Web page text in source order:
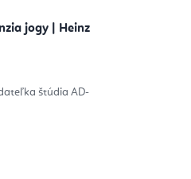
jogy | Heinz
štúdia AD-